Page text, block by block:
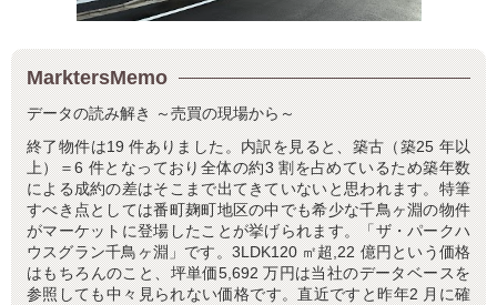
MarktersMemo
データの読み解き ～売買の現場から～
終了物件は19 件ありました。内訳を見ると、築古（築25 年以
上）＝6 件となっており全体の約3 割を占めているため築年数
による成約の差はそこまで出てきていないと思われます。特筆
すべき点としては番町麹町地区の中でも希少な千鳥ヶ淵の物件
がマーケットに登場したことが挙げられます。「ザ・パークハ
ウスグラン千鳥ヶ淵」です。3LDK120 ㎡超,22 億円という価格
はもちろんのこと、坪単価5,692 万円は当社のデータベースを
参照しても中々見られない価格です。直近ですと昨年2 月に確